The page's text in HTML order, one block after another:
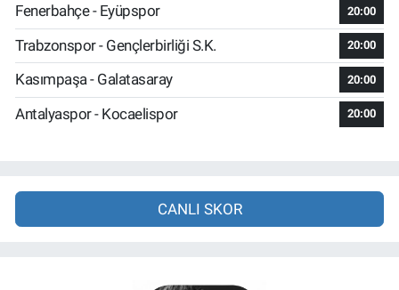
Fenerbahçe - Eyüpspor 20:00
Trabzonspor - Gençlerbirliği S.K. 20:00
Kasımpaşa - Galatasaray 20:00
Antalyaspor - Kocaelispor 20:00
CANLI SKOR